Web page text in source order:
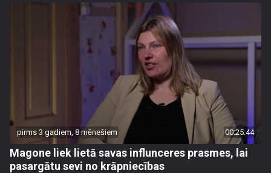
pirms 3 gadiem, 8 mēnešiem 00:25:44
Magone liek lietā savas influnceres prasmes, lai
pasargātu sevi no krāpniecības